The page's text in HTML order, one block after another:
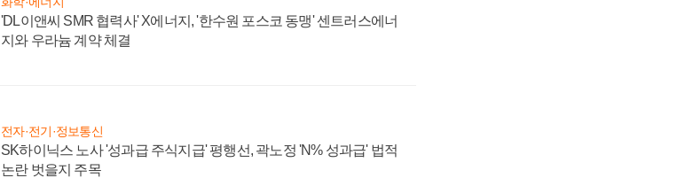
'DL이앤씨 SMR 협력사' X에너지, '한수원 포스코 동맹' 센트러스에너
지와 우라늄 계약 체결
전자·전기·정보통신
SK하이닉스 노사 '성과급 주식지급' 평행선, 곽노정 'N% 성과급' 법적
논란 벗을지 주목